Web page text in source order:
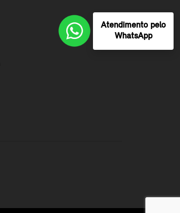
Atendimento pelo
WhatsApp